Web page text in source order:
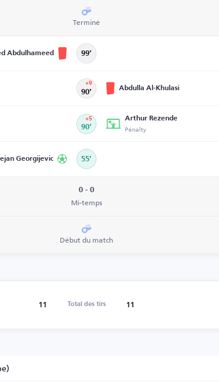
Terminé
Abdulhameed 99’
90’
+9
Abdulla Al-Khulasi
90’
+5 Arthur Rezende
Pénalty
Georgijevic 55’
0 - 0
Mi-temps
Début du match
11 Total des tirs 11